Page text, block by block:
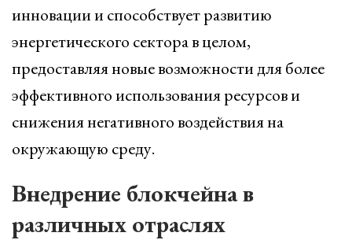
инновации и способствует развитию
энергетического сектора в целом,
предоставляя новые возможности для более
эффективного использования ресурсов и
снижения негативного воздействия на
окружающую среду.
Внедрение блокчейна в
различных отраслях